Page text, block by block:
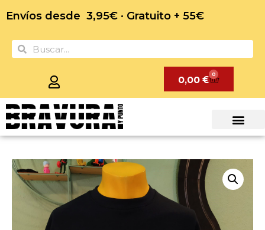
Envíos desde 3,95€ · Gratuito + 55€
0,00€ 0